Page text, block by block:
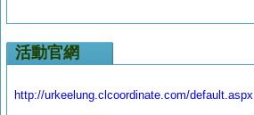
活動官網
http://urkeelung.clcoordinate.com/default.aspx